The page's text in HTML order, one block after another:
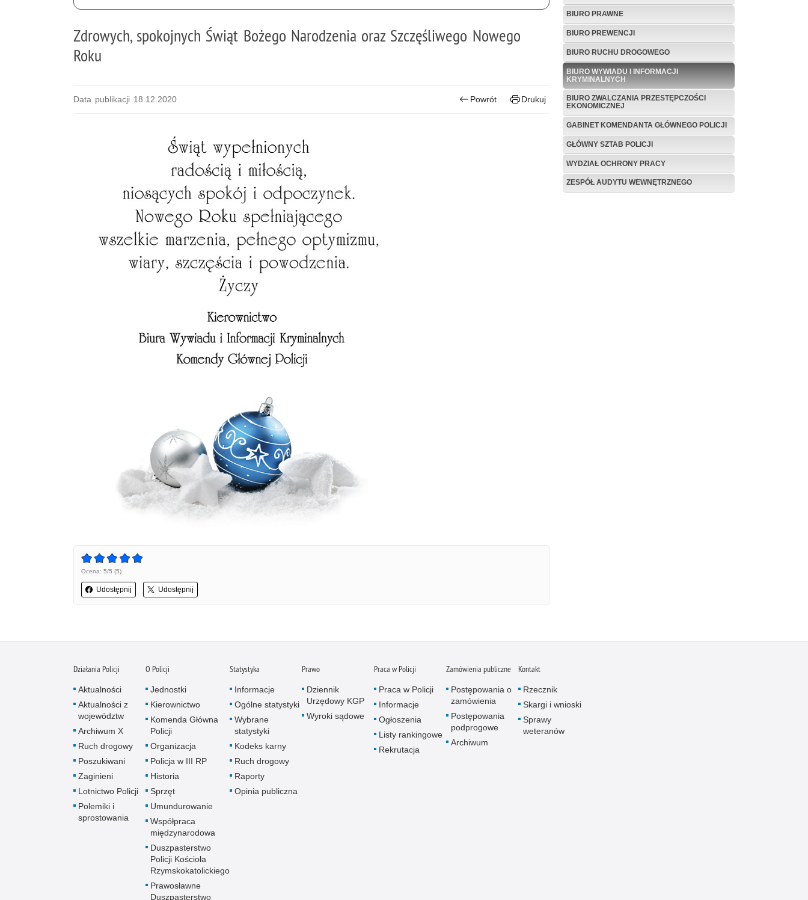
Zdrowych, spokojnych Świąt Bożego Narodzenia oraz Szczęśliwego Nowego
Roku
Data publikacji 18.12.2020 Powrót Drukuj
Ocena: 5/5 (5)
Udostępnij Udostępnij
BIURO PRAWNE
BIURO PREWENCJI
BIURO RUCHU DROGOWEGO
BIURO WYWIADU I INFORMACJI
KRYMINALNYCH
BIURO ZWALCZANIA PRZESTĘPCZOŚCI
EKONOMICZNEJ
GABINET KOMENDANTA GŁÓWNEGO POLICJI
GŁÓWNY SZTAB POLICJI
WYDZIAŁ OCHRONY PRACY
ZESPÓŁ AUDYTU WEWNĘTRZNEGO
Działania Policji
Aktualności
Aktualności z
województw
Archiwum X
Ruch drogowy
Poszukiwani
Zaginieni
Lotnictwo Policji
Polemiki i
sprostowania
O Policji
Jednostki
Kierownictwo
Komenda Główna
Policji
Organizacja
Policja w III RP
Historia
Sprzęt
Umundurowanie
Współpraca
międzynarodowa
Duszpasterstwo
Policji Kościoła
Rzymskokatolickiego
Prawosławne
Duszpasterstwo
Statystyka
Informacje
Ogólne statystyki
Wybrane
statystyki
Kodeks karny
Ruch drogowy
Raporty
Opinia publiczna
Prawo
Dziennik
Urzędowy KGP
Wyroki sądowe
Praca w Policji
Praca w Policji
Informacje
Ogłoszenia
Listy rankingowe
Rekrutacja
Zamówienia publiczne
Postępowania o
zamówienia
Postępowania
podprogowe
Archiwum
Kontakt
Rzecznik
Skargi i wnioski
Sprawy
weteranów